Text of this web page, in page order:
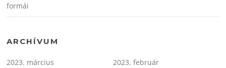
formái
ARCHÍVUM
2023. március
2023. február